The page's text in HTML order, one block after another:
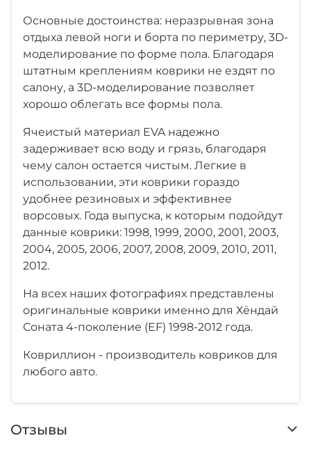
Основные достоинства: неразрывная зона
отдыха левой ноги и борта по периметру, 3D-
моделирование по форме пола. Благодаря
штатным креплениям коврики не ездят по
салону, а 3D-моделирование позволяет
хорошо облегать все формы пола.
Ячеистый материал EVA надежно
задерживает всю воду и грязь, благодаря
чему салон остается чистым. Легкие в
использовании, эти коврики гораздо
удобнее резиновых и эффективнее
ворсовых. Года выпуска, к которым подойдут
данные коврики: 1998, 1999, 2000, 2001, 2003,
2004, 2005, 2006, 2007, 2008, 2009, 2010, 2011,
2012.
На всех наших фотографиях представлены
оригинальные коврики именно для Хёндай
Соната 4-поколение (EF) 1998-2012 года.
Ковриллион - производитель ковриков для
любого авто.
Отзывы